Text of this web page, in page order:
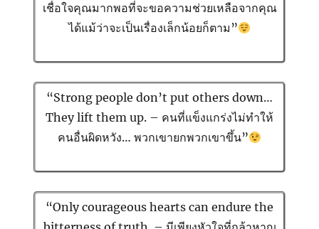
เชื่อใจคุณมากพอที่จะขอความช่วยเหลือจากคุณ
ได้แม้ว่าจะเป็นเรื่องเล็กน้อยก็ตาม”
“Strong people don’t put others down…
They lift them up. – คนที่แข็งแกร่งไม่ทำให้
คนอื่นผิดหวัง… พวกเขายกพวกเขาขึ้น”
“Only courageous hearts can endure the